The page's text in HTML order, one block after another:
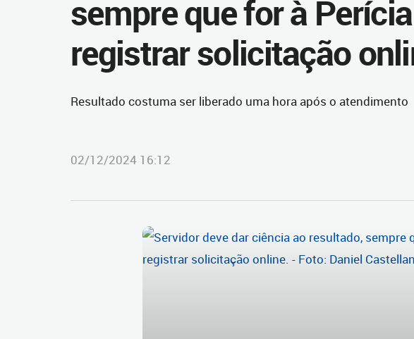
sempre que for à
registrar solicitação
Resultado costuma ser liberado uma hora após o atendimento
02/12/2024 16:12